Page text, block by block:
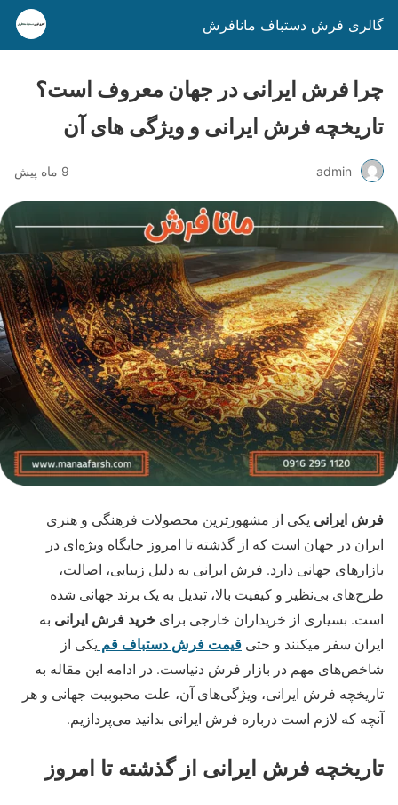
گالری فرش دستباف مانافرش
چرا فرش ایرانی در جهان معروف است؟
تاریخچه فرش ایرانی و ویژگی‌ های آن
admin 9 ماه پیش
فرش ایرانی یکی از مشهورترین محصولات فرهنگی و هنری
ایران در جهان است که از گذشته تا امروز جایگاه ویژه‌ای در
بازارهای جهانی دارد. فرش ایرانی به دلیل زیبایی، اصالت،
طرح‌های بی‌نظیر و کیفیت بالا، تبدیل به یک برند جهانی شده
است. بسیاری از خریداران خارجی برای خرید فرش ایرانی به
ایران سفر میکنند و حتی قیمت فرش دستباف قم یکی از
شاخص‌های مهم در بازار فرش دنیاست. در ادامه این مقاله به
تاریخچه فرش ایرانی، ویژگی‌های آن، علت محبوبیت جهانی و هر
آنچه که لازم است درباره فرش ایرانی بدانید می‌پردازیم.
تاریخچه فرش ایرانی از گذشته تا امروز